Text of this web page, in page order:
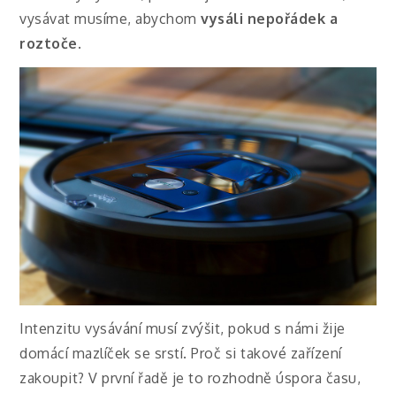
vysávat musíme, abychomvysáli nepořádek a
roztoče.
Intenzitu vysávání musí zvýšit, pokud s námi žije
domácí mazlíček se srstí. Proč si takové zařízení
zakoupit? V první řadě je to rozhodně úspora času,